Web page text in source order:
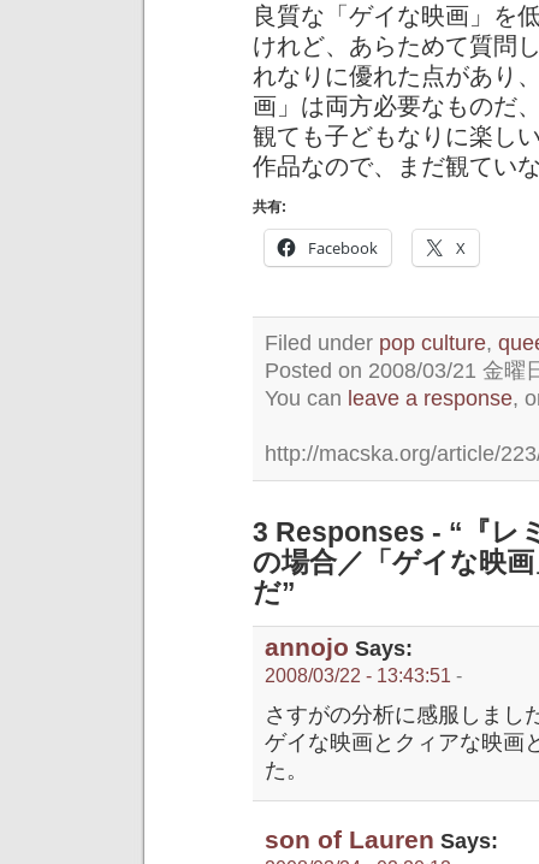
良質な「ゲイな映画」を
けれど、あらためて質問
れなりに優れた点があり
画」は両方必要なものだ
観ても子どもなりに楽し
作品なので、まだ観てい
共有:
Facebook X
Filed under pop culture,
Posted on 2008/03/21 金曜
You can leave a response,
http://macska.org/article/
3 Responses - “『レ
の場合／「ゲイな映
だ”
annojo Says:
2008/03/22 - 13:43:51 -
さすがの分析に感服しまし
ゲイな映画とクィアな映画
た。
son of Lauren Says: